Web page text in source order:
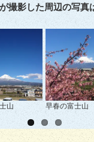
撮影した周辺の写真
山 早春の富士山